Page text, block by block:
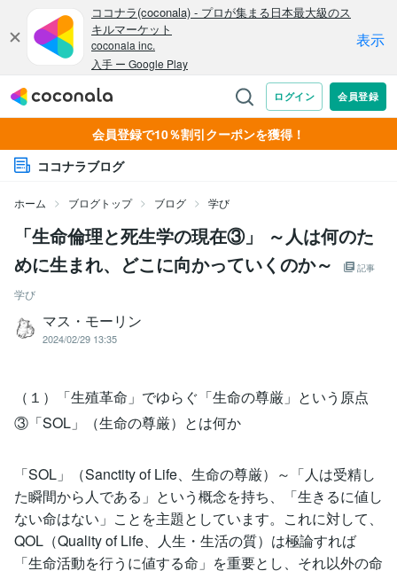
会員登録で10％割引クーポンを獲得！
ココナラブログ
ホーム ブログトップ ブログ 学び
「生命倫理と死生学の現在③」 ～人は何のた
めに生まれ、どこに向かっていくのか～
記事
学び
マス・モーリン
2024/02/29 13:35
（１）「生殖革命」でゆらぐ「生命の尊厳」という原点
③「SOL」（生命の尊厳）とは何か
「SOL」（Sanctity of Life、生命の尊厳）～「人は受精し
た瞬間から人である」という概念を持ち、「生きるに値し
ない命はない」ことを主題としています。これに対して、
QOL（Quality of Life、人生・生活の質）は極論すれば
「生命活動を行うに値する命」を重要とし、それ以外の命